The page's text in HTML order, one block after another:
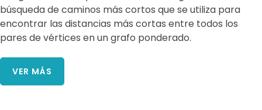
búsqueda de caminos más cortos que se utiliza para
encontrar las distancias más cortas entre todos los
pares de vértices en un grafo ponderado.
VER MÁS